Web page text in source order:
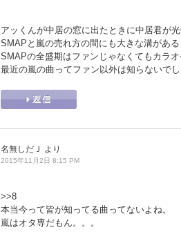
アッくんが中居の窓に出たときに中居君が
SMAPと嵐の売れ方の間にも大きな溝がある
SMAPの全盛期はファンじゃなくてもカラ
最近の嵐の曲ってファン以外は知らないでし
名無しだＪ より
2015年11月2日 8:15 PM
>>8
本当今って皆が知ってる曲ってないよね。
嵐はオタ専だもん。。。